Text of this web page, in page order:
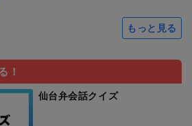
もっと見る
！
仙台弁会話クイズ